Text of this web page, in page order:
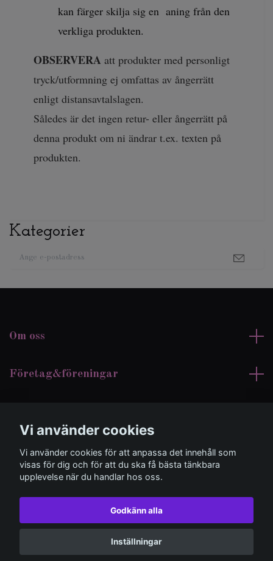
Kategorier
kan färger skilja sig en aning från den
verkliga produkten.
OBSERVERA att produkter med personligt
tryck/utformning ej omfattas av ångerrätt
enligt distansavtalslagen.
Således är det ingen retur- eller ångerrätt på
denna produkt om ni ändrar t.ex. texten på
produkten.
Om oss
Företag&föreningar
Sociala medier
© 2026 Suzzdesign
Vi använder cookies
Vi använder cookies för att anpassa det innehåll som
visas för dig och för att du ska få bästa tänkbara
upplevelse när du handlar hos oss.
Godkänn alla
Inställningar